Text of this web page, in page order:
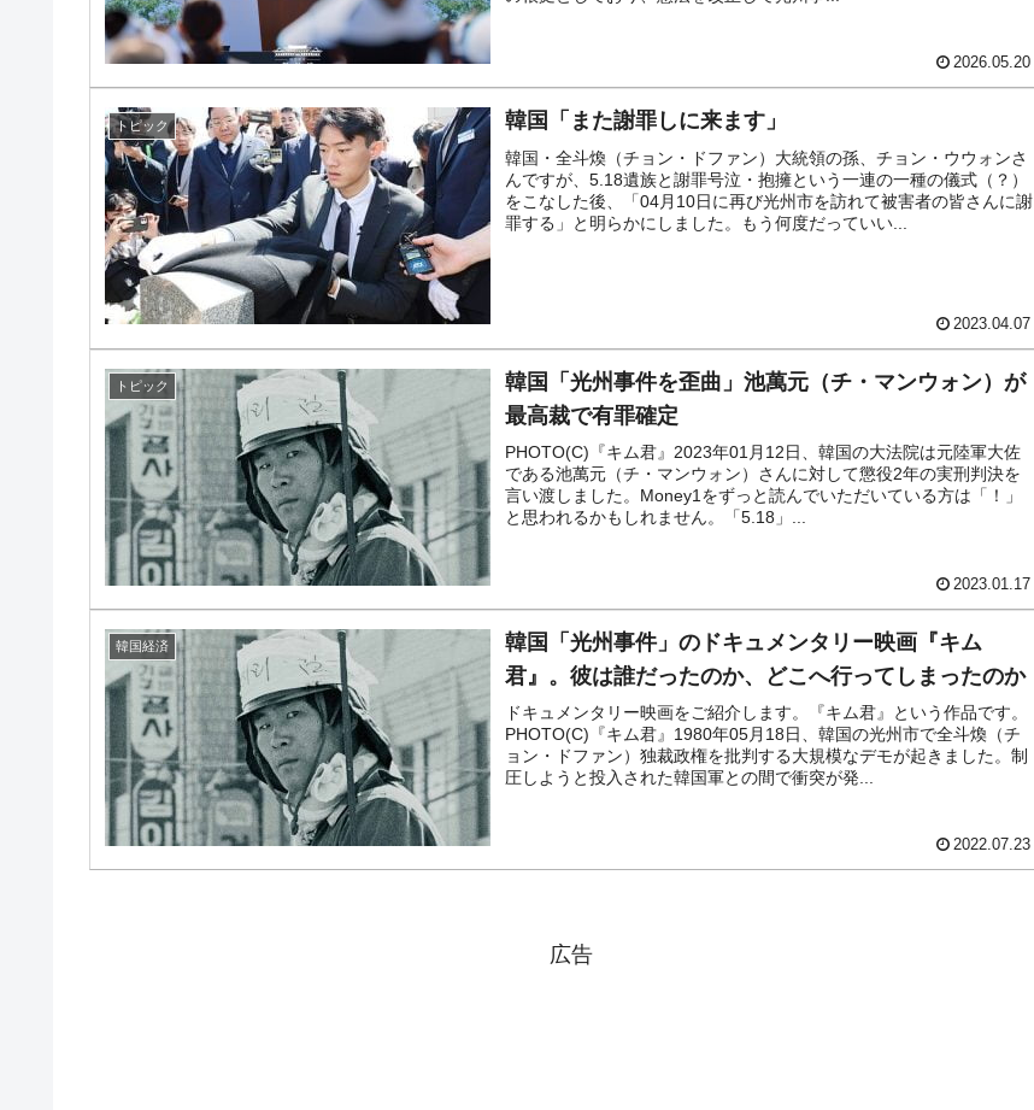
2026.05.20
トピック 韓国「また謝罪しに来ます」
韓国・全斗煥（チョン・ドファン）大統領の孫、チョン・ウウォンさ
んですが、5.18遺族と謝罪号泣・抱擁という一連の一種の儀式（？）
をこなした後、「04月10日に再び光州市を訪れて被害者の皆さんに謝
罪する」と明らかにしました。もう何度だっていい...
2023.04.07
トピック
韓国「光州事件を歪曲」池萬元（チ・マンウォン）が
最高裁で有罪確定
PHOTO(C)『キム君』2023年01月12日、韓国の大法院は元陸軍大佐
である池萬元（チ・マンウォン）さんに対して懲役2年の実刑判決を
言い渡しました。Money1をずっと読んでいただいている方は「！」
と思われるかもしれません。「5.18」...
2023.01.17
韓国経済
韓国「光州事件」のドキュメンタリー映画『キム
君』。彼は誰だったのか、どこへ行ってしまったのか
ドキュメンタリー映画をご紹介します。『キム君』という作品です。
PHOTO(C)『キム君』1980年05月18日、韓国の光州市で全斗煥（チ
ョン・ドファン）独裁政権を批判する大規模なデモが起きました。制
圧しようと投入された韓国軍との間で衝突が発...
2022.07.23
広告